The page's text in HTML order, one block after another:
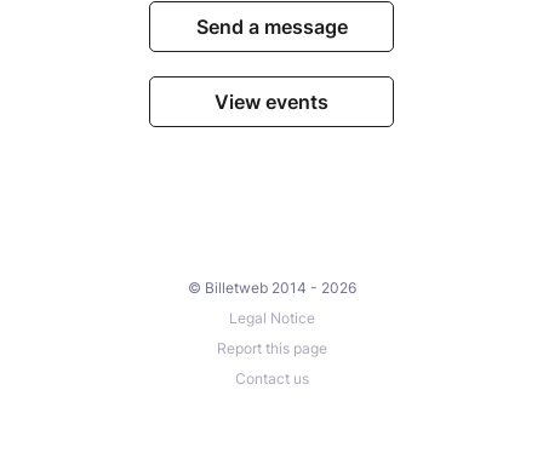
Send a message
View events
© Billetweb 2014 - 2026
Legal Notice
Report this page
Contact us